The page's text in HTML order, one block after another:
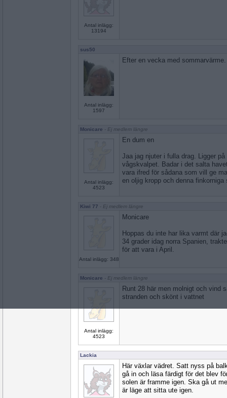
Antal inlägg:
13194
sus50
Antal inlägg:
1597
Efter en vecka med
Monicare - Ej medlem längre
Antal inlägg:
4523
En dum en
Jaa jag njuter i fulla drag. Ligger
vågskvalpet. Badar i det salta
vara ifred för sådana som vill ge
en oljig kropp och denna finkorniga
Kiwi 77 - Ej medlem längre
Antal inlägg: 348
Monicare
Hoppas du inte har lika varmt där
34 grader idag norra Spanien,
för att vara i April.
Monicare - Ej medlem längre
Antal inlägg:
4523
Runt 28 här men molnigt och vind
stranden och skönt i vattnet
Lackia
Här växlar vädret. Satt nyss på
gå in och läsa färdigt för det blev
solen är framme igen. Ska gå ut
är läge att sitta ute igen.